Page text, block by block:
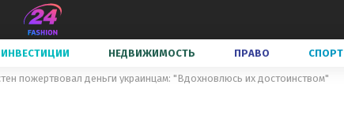
ИНВЕСТИЦИИ НЕДВИЖИМОСТЬ ПРАВО СПОРТ
пожертвовал деньги украинцам: "Вдохновлюсь их достоинством"